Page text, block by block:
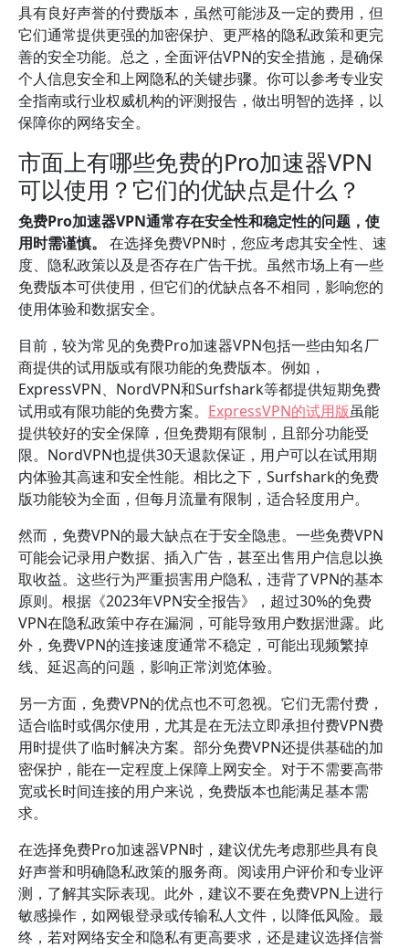
具有良好声誉的付费版本，虽然可能涉及一定的费用，但
它们通常提供更强的加密保护、更严格的隐私政策和更完
善的安全功能。总之，全面评估VPN的安全措施，是确保
个人信息安全和上网隐私的关键步骤。你可以参考专业安
全指南或行业权威机构的评测报告，做出明智的选择，以
保障你的网络安全。
市面上有哪些免费的Pro加速器VPN
可以使用？它们的优缺点是什么？
免费Pro加速器VPN通常存在安全性和稳定性的问题，使
用时需谨慎。 在选择免费VPN时，您应考虑其安全性、速
度、隐私政策以及是否存在广告干扰。虽然市场上有一些
免费版本可供使用，但它们的优缺点各不相同，影响您的
使用体验和数据安全。
目前，较为常见的免费Pro加速器VPN包括一些由知名厂
商提供的试用版或有限功能的免费版本。例如，
ExpressVPN、NordVPN和Surfshark等都提供短期免费
试用或有限功能的免费方案。 ExpressVPN的试用版虽能
提供较好的安全保障，但免费期有限制，且部分功能受
限。NordVPN也提供30天退款保证，用户可以在试用期
内体验其高速和安全性能。相比之下，Surfshark的免费
版功能较为全面，但每月流量有限制，适合轻度用户。
然而，免费VPN的最大缺点在于安全隐患。一些免费VPN
可能会记录用户数据、插入广告，甚至出售用户信息以换
取收益。这些行为严重损害用户隐私，违背了VPN的基本
原则。根据《2023年VPN安全报告》，超过30%的免费
VPN在隐私政策中存在漏洞，可能导致用户数据泄露。此
外，免费VPN的连接速度通常不稳定，可能出现频繁掉
线、延迟高的问题，影响正常浏览体验。
另一方面，免费VPN的优点也不可忽视。它们无需付费，
适合临时或偶尔使用，尤其是在无法立即承担付费VPN费
用时提供了临时解决方案。部分免费VPN还提供基础的加
密保护，能在一定程度上保障上网安全。对于不需要高带
宽或长时间连接的用户来说，免费版本也能满足基本需
求。
在选择免费Pro加速器VPN时，建议优先考虑那些具有良
好声誉和明确隐私政策的服务商。阅读用户评价和专业评
测，了解其实际表现。此外，建议不要在免费VPN上进行
敏感操作，如网银登录或传输私人文件，以降低风险。最
终，若对网络安全和隐私有更高要求，还是建议选择信誉